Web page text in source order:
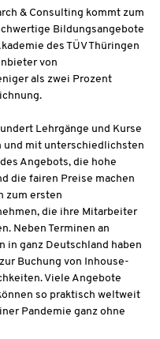
& Consulting kommt zum
Bildungsangebote
des TÜV Thüringen
von
als zwei Prozent
Lehrgänge und Kurse
und mit unterschiedlichsten
Angebots, die hohe
die fairen Preise machen
zum ersten
die ihre Mitarbeiter
Neben Terminen an
in ganz Deutschland haben
Buchung von Inhouse-
Viele Angebote
so praktisch weltweit
Pandemie ganz ohne